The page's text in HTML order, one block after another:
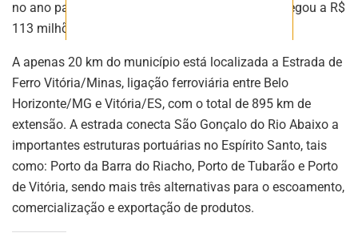
no ano passado somente o valor dos royalties chegou a R$
113 milhões.
A apenas 20 km do município está localizada a Estrada de
Ferro Vitória/Minas, ligação ferroviária entre Belo
Horizonte/MG e Vitória/ES, com o total de 895 km de
extensão. A estrada conecta São Gonçalo do Rio Abaixo a
importantes estruturas portuárias no Espírito Santo, tais
como: Porto da Barra do Riacho, Porto de Tubarão e Porto
de Vitória, sendo mais três alternativas para o escoamento,
comercialização e exportação de produtos.